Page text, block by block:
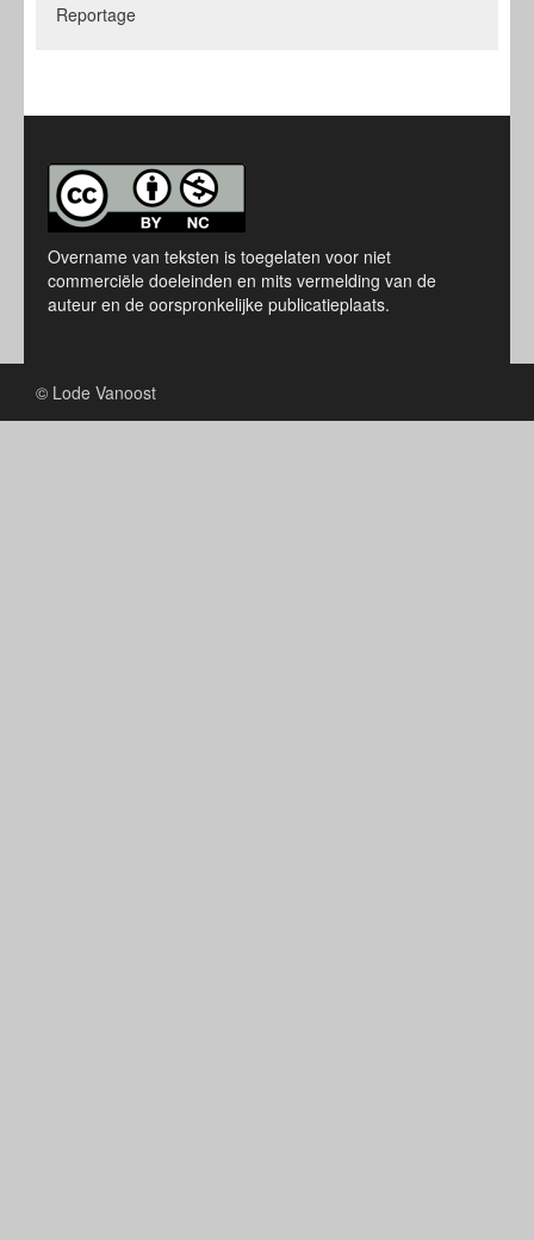
Reportage
Overname van teksten is toegelaten voor niet
commerciële doeleinden en mits vermelding van de
auteur en de oorspronkelijke publicatieplaats.
© Lode Vanoost